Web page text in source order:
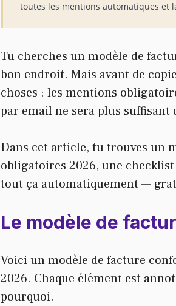
toutes les mentions automatiques et
Tu cherches un modèle de
bon endroit. Mais avant de
choses : les mentions
par email ne sera plus suffisant
Dans cet article, tu trouves un
obligatoires 2026, une
tout ça automatiquement —
Le modèle de
Voici un modèle de facture
2026. Chaque élément est
pourquoi.